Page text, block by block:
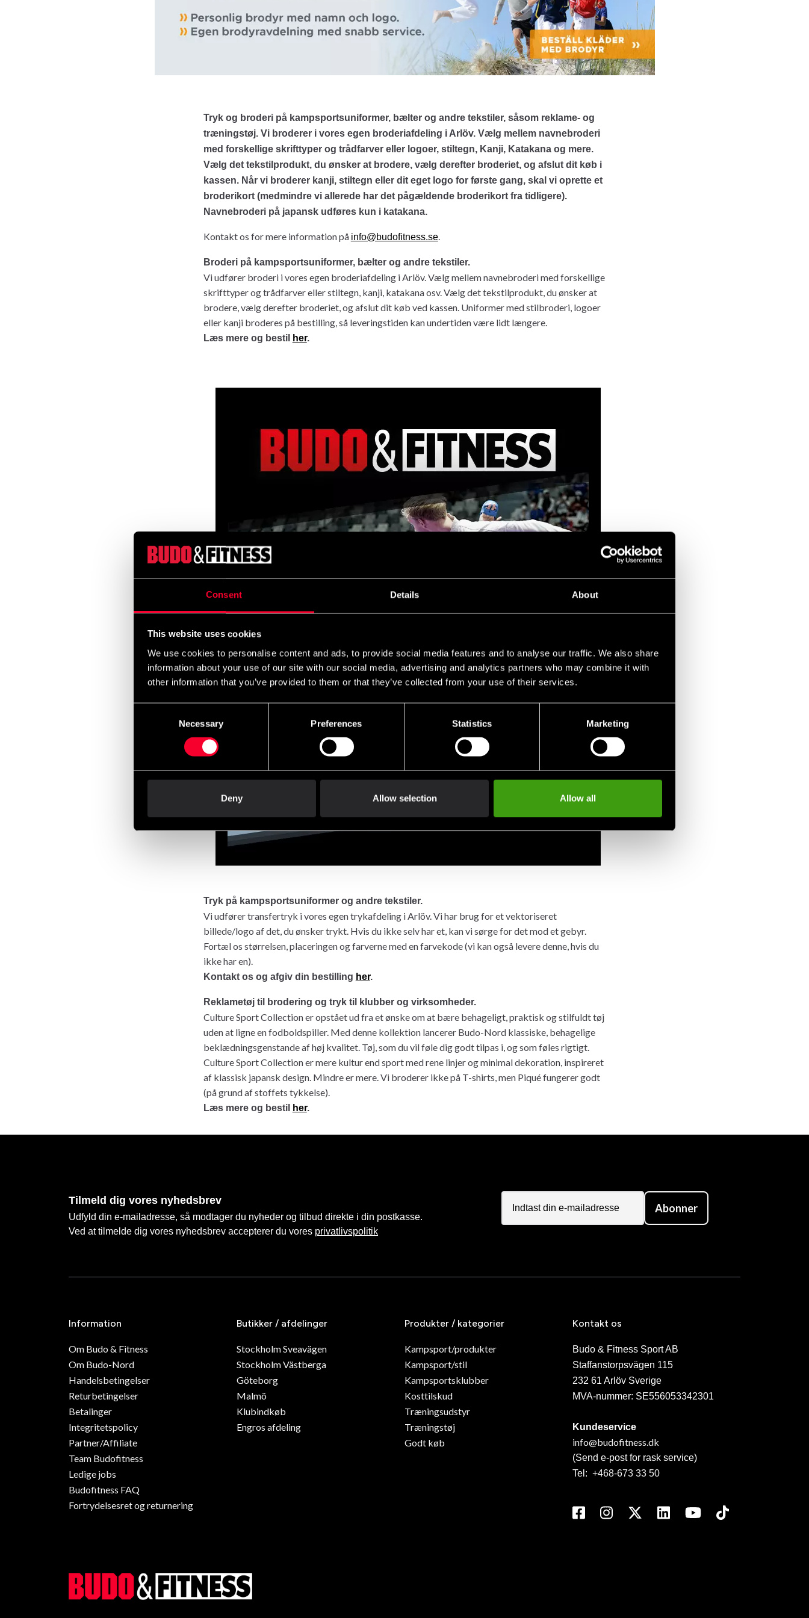
Consent Details About
This website uses cookies
We use cookies to personalise content and ads, to provide social media features and to analyse our traffic. We also share
information about your use of our site with our social media, advertising and analytics partners who may combine it with
other information that you’ve provided to them or that they’ve collected from your use of their services.
Necessary Preferences Statistics Marketing
Deny Allow selection Allow all
Tryk og broderi på kampsportsuniformer, bælter og andre tekstiler, såsom reklame- og
træningstøj. Vi broderer i vores egen broderiafdeling i Arlöv. Vælg mellem navnebroderi
med forskellige skrifttyper og trådfarver eller logoer, stiltegn, Kanji, Katakana og mere.
Vælg det tekstilprodukt, du ønsker at brodere, vælg derefter broderiet, og afslut dit køb i
kassen. Når vi broderer kanji, stiltegn eller dit eget logo for første gang, skal vi oprette et
broderikort (medmindre vi allerede har det pågældende broderikort fra tidligere).
Navnebroderi på japansk udføres kun i katakana.
Kontakt os for mere information på info@budofitness.se.
Broderi på kampsportsuniformer, bælter og andre tekstiler.
Vi udfører broderi i vores egen broderiafdeling i Arlöv. Vælg mellem navnebroderi med forskellige
skrifttyper og trådfarver eller stiltegn, kanji, katakana osv. Vælg det tekstilprodukt, du ønsker at
brodere, vælg derefter broderiet, og afslut dit køb ved kassen. Uniformer med stilbroderi, logoer
eller kanji broderes på bestilling, så leveringstiden kan undertiden være lidt længere.
Læs mere og bestil her.
Tryk på kampsportsuniformer og andre tekstiler.
Vi udfører transfertryk i vores egen trykafdeling i Arlöv. Vi har brug for et vektoriseret
billede/logo af det, du ønsker trykt. Hvis du ikke selv har et, kan vi sørge for det mod et gebyr.
Fortæl os størrelsen, placeringen og farverne med en farvekode (vi kan også levere denne, hvis du
ikke har en).
Kontakt os og afgiv din bestilling her.
Reklametøj til brodering og tryk til klubber og virksomheder.
Culture Sport Collection er opstået ud fra et ønske om at bære behageligt, praktisk og stilfuldt tøj
uden at ligne en fodboldspiller. Med denne kollektion lancerer Budo-Nord klassiske, behagelige
beklædningsgenstande af høj kvalitet. Tøj, som du vil føle dig godt tilpas i, og som føles rigtigt.
Culture Sport Collection er mere kultur end sport med rene linjer og minimal dekoration, inspireret
af klassisk japansk design. Mindre er mere. Vi broderer ikke på T-shirts, men Piqué fungerer godt
(på grund af stoffets tykkelse).
Læs mere og bestil her.
Tilmeld dig vores nyhedsbrev
Udfyld din e-mailadresse, så modtager du nyheder og tilbud direkte i din postkasse.
Ved at tilmelde dig vores nyhedsbrev accepterer du vores privatlivspolitik
Abonner
Information
Om Budo & Fitness
Om Budo-Nord
Handelsbetingelser
Returbetingelser
Betalinger
Integritetspolicy
Partner/Affiliate
Team Budofitness
Ledige jobs
Budofitness FAQ
Fortrydelsesret og returnering
Butikker / afdelinger
Stockholm Sveavägen
Stockholm Västberga
Göteborg
Malmö
Klubindkøb
Engros afdeling
Produkter / kategorier
Kampsport/produkter
Kampsport/stil
Kampsportsklubber
Kosttilskud
Træningsudstyr
Træningstøj
Godt køb
Kontakt os
Budo & Fitness Sport AB
Staffanstorpsvägen 115
232 61 Arlöv Sverige
MVA-nummer: SE556053342301
Kundeservice
info@budofitness.dk
(Send e-post for rask service)
Tel: +468-673 33 50